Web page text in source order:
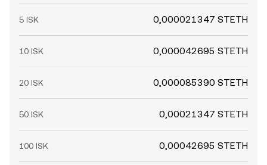
5 ISK 0,000021347 STETH
10 ISK 0,000042695 STETH
20 ISK 0,000085390 STETH
50 ISK 0,00021347 STETH
100 ISK 0,00042695 STETH